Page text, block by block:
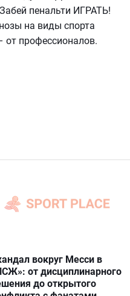
пенальти ИГРАТЬ!
на виды спорта
от профессионалов.
вокруг Месси в
от дисциплинарного
до открытого